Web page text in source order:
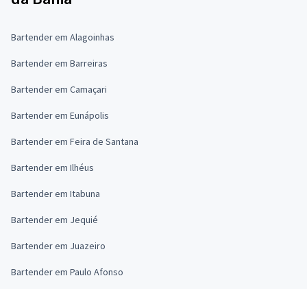
Bartender em Alagoinhas
Bartender em Barreiras
Bartender em Camaçari
Bartender em Eunápolis
Bartender em Feira de Santana
Bartender em Ilhéus
Bartender em Itabuna
Bartender em Jequié
Bartender em Juazeiro
Bartender em Paulo Afonso